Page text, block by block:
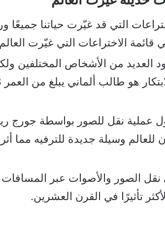
التي قد غيّرت حياتنا جميعًا
الاختراعات التي غيّرت
العديد من الأشخاص المختلفين
عملية نقل للصور بواسطة جورج
للعالم وسيلة جديدة للترفيه
نقل الصور والأصوات عبر
تأثيرًا في القرن العشرين.